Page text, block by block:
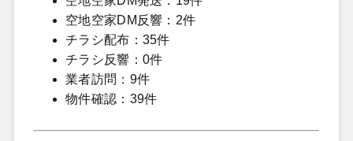
空地空家DM反響：2件
チラシ配布：35件
チラシ反響：0件
業者訪問：9件
物件確認：39件